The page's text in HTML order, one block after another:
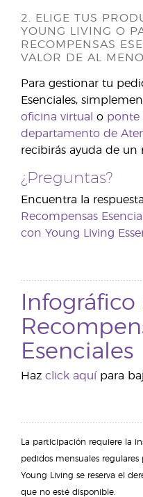
2. ELIGE TUS
YOUNG LIVING O
RECOMPENSAS
VALOR DE AL
Para gestionar tu
Esenciales,
oficina virtual o ponte
departamento de
recibirás ayuda de un
¿Preguntas?
Encuentra la
Recompensas
con Young Living
Infográfico
Esenciales
Haz click aquí para
La participación requiere la
pedidos mensuales
Young Living se reserva el
que no esté disponible.